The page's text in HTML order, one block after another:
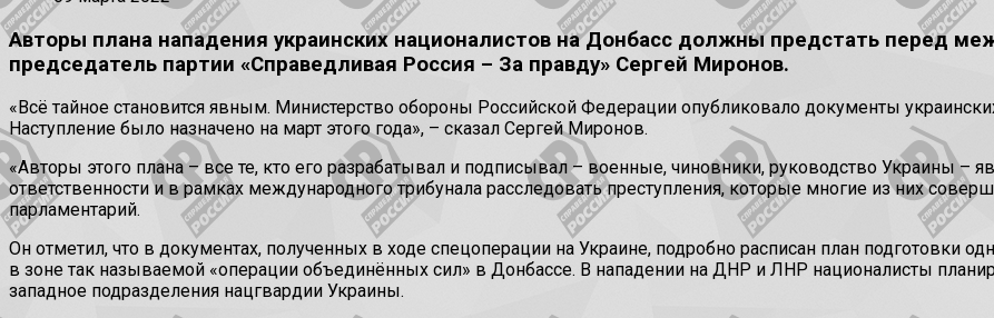
Авторы плана нападения украинских националистов на Донбасс должны предстать перед
председатель партии «Справедливая Россия – За правду» Сергей Миронов.
«Всё тайное становится явным. Министерство обороны Российской Федерации опубликовало документы
Наступление было назначено на март этого года», – сказал Сергей Миронов.
«Авторы этого плана – все те, кто его разрабатывал и подписывал – военные, чиновники, руководство Украины –
ответственности и в рамках международного трибунала расследовать преступления, которые многие из них
парламентарий.
Он отметил, что в документах, полученных в ходе спецоперации на Украине, подробно расписан план подготовки
в зоне так называемой «операции объединённых сил» в Донбассе. В нападении на ДНР и ЛНР националисты
западное подразделения нацгвардии Украины.